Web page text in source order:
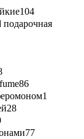
104
подарочная
86
1
28
77